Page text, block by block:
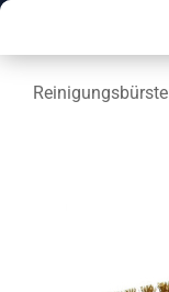
Reinigungsbürste